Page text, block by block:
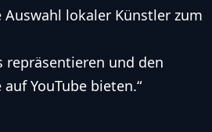
Auswahl lokaler Künstler zum
repräsentieren und den
YouTube bieten.“